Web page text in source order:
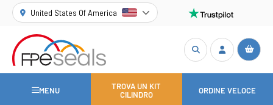
United States Of America
MENU
TROVA UN KIT
CILINDRO
ORDINE VELOCE